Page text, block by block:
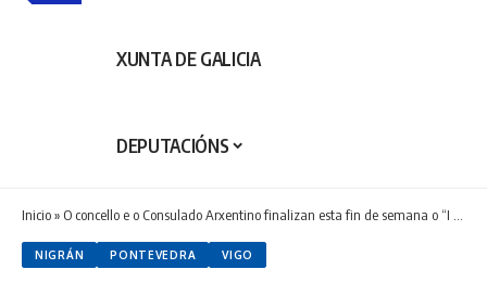
XUNTA DE GALICIA
DEPUTACIÓNS
Inicio» O concello e o Consulado Arxentino finalizan esta fin de semana o “I Ciclo Cultural Arxentina-Nigrán” cunha sesión de cine adicada á infancia o sábado e un concerto homenaxe a Gardel o domingo
NIGRÁN PONTEVEDRA VIGO